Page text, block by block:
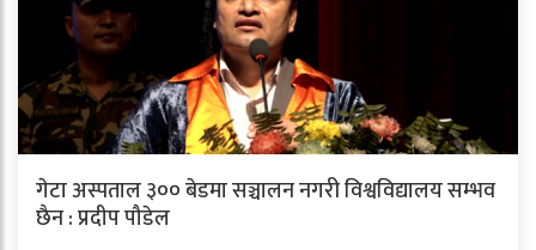
गेटा अस्पताल ३०० बेडमा सञ्चालन नगरी विश्वविद्यालय सम्भव
छैन : प्रदीप पौडेल